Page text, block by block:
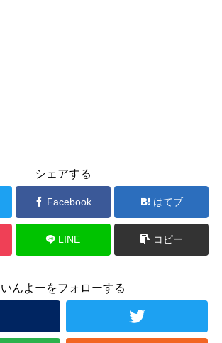
シェアする
Facebook はてブ
LINE コピー
いんよーをフォローする